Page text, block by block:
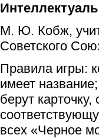
М. Ю. Кобж,
Советского
Правила игры:
имеет
берут
всех «Черное